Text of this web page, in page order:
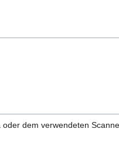
dem verwendeten